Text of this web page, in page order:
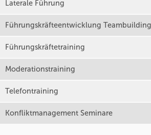
Laterale Führung
Führungskräfteentwicklung
Führungskräftetraining
Moderationstraining
Telefontraining
Konfliktmanagement Seminare